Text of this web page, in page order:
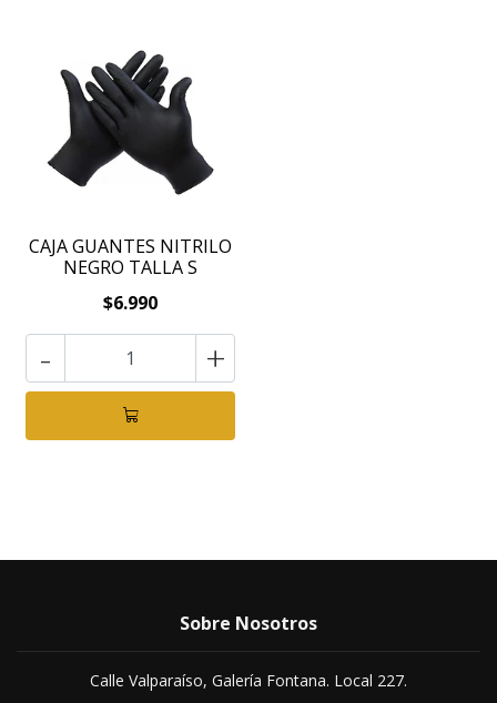
CAJA GUANTES NITRILO
NEGRO TALLA S
$6.990
- +
Sobre Nosotros
Calle Valparaíso, Galería Fontana. Local 227.